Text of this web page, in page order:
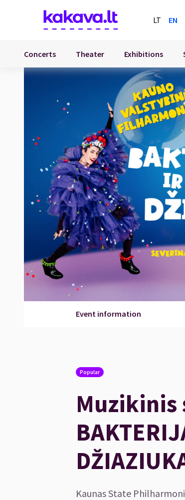
LT EN
Concerts Theater Exhibitions
Event information
Popular
Muzikinis
Kaunas State